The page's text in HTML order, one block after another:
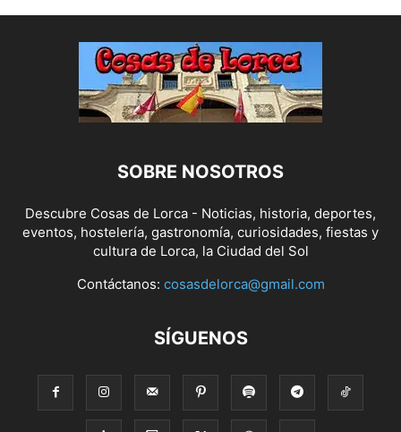
SOBRE NOSOTROS
Descubre Cosas de Lorca - Noticias, historia, deportes,
eventos, hostelería, gastronomía, curiosidades, fiestas y
cultura de Lorca, la Ciudad del Sol
Contáctanos: cosasdelorca@gmail.com
SÍGUENOS